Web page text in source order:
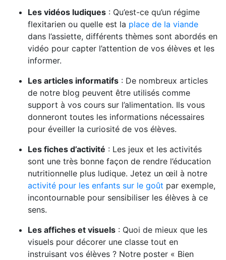
Les vidéos ludiques : Qu’est-ce qu’un régime
flexitarien ou quelle est la place de la viande
dans l’assiette, différents thèmes sont abordés en
vidéo pour capter l’attention de vos élèves et les
informer.
Les articles informatifs : De nombreux articles
de notre blog peuvent être utilisés comme
support à vos cours sur l’alimentation. Ils vous
donneront toutes les informations nécessaires
pour éveiller la curiosité de vos élèves.
Les fiches d’activité : Les jeux et les activités
sont une très bonne façon de rendre l’éducation
nutritionnelle plus ludique. Jetez un œil à notre
activité pour les enfants sur le goût par exemple,
incontournable pour sensibiliser les élèves à ce
sens.
Les affiches et visuels : Quoi de mieux que les
visuels pour décorer une classe tout en
instruisant vos élèves ? Notre poster « Bien